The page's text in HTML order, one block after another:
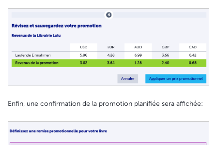
Enfin, une confirmation de la promotion planifiée sera affichée: